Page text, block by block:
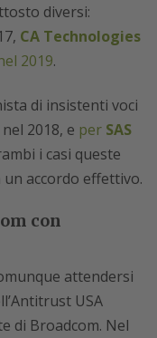
diversi:
CA Technologies
2019.
di insistenti voci
nel 2018, e per SAS
i casi queste
accordo effettivo.
con
attendersi
USA
di Broadcom. Nel